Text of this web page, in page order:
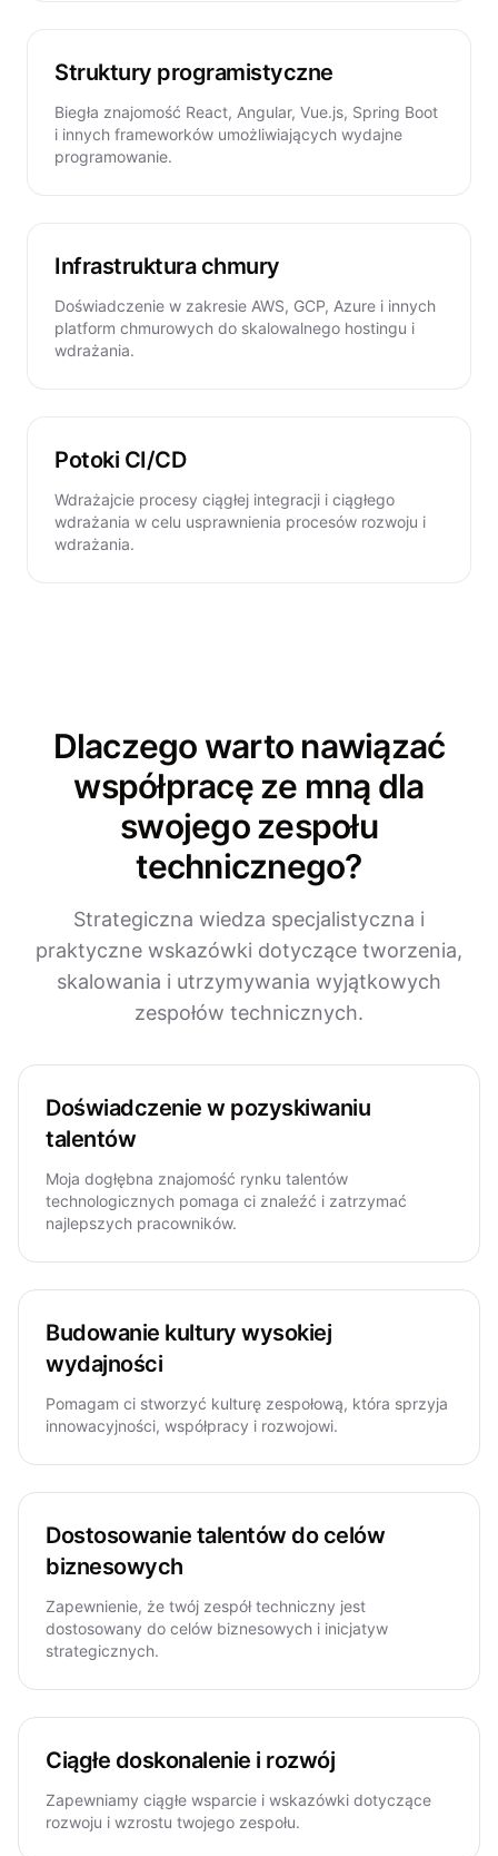
Struktury programistyczne
Biegła znajomość React, Angular, Vue.js, Spring Boot
i innych frameworków umożliwiających wydajne
programowanie.
Infrastruktura chmury
Doświadczenie w zakresie AWS, GCP, Azure i innych
platform chmurowych do skalowalnego hostingu i
wdrażania.
Potoki CI/CD
Wdrażajcie procesy ciągłej integracji i ciągłego
wdrażania w celu usprawnienia procesów rozwoju i
wdrażania.
Dlaczego warto nawiązać
współpracę ze mną dla
swojego zespołu
technicznego?
Strategiczna wiedza specjalistyczna i
praktyczne wskazówki dotyczące tworzenia,
skalowania i utrzymywania wyjątkowych
zespołów technicznych.
Doświadczenie w pozyskiwaniu
talentów
Moja dogłębna znajomość rynku talentów
technologicznych pomaga ci znaleźć i zatrzymać
najlepszych pracowników.
Budowanie kultury wysokiej
wydajności
Pomagam ci stworzyć kulturę zespołową, która sprzyja
innowacyjności, współpracy i rozwojowi.
Dostosowanie talentów do celów
biznesowych
Zapewnienie, że twój zespół techniczny jest
dostosowany do celów biznesowych i inicjatyw
strategicznych.
Ciągłe doskonalenie i rozwój
Zapewniamy ciągłe wsparcie i wskazówki dotyczące
rozwoju i wzrostu twojego zespołu.